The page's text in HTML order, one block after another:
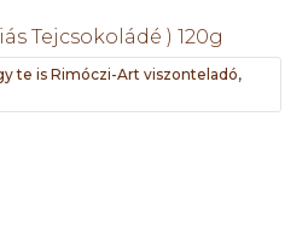
Tejcsokoládé ) 120g
te is Rimóczi-Art viszonteladó,